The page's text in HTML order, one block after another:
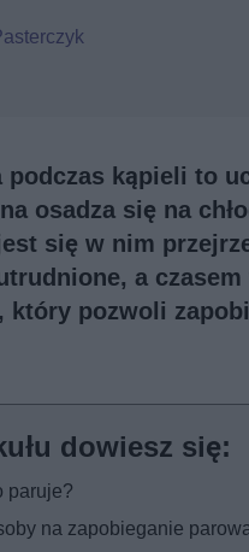
kąpieli to
osadza się na
się w nim
a
który pozwoli
paruje?
na zapobieganie